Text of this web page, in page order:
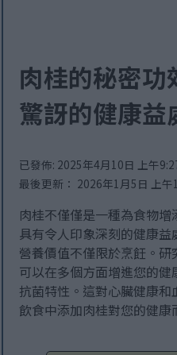
肉桂的秘密
驚訝的健康益
已發佈: 2025年4月10日 上午
最後更新： 2026年1月5日 上午
肉桂不僅僅是一種為食物
具有令人印象深刻的健康
營養價值不僅限於烹飪。
可以在多個方面增進您的
抗菌特性。這對心臟健康
飲食中添加肉桂對您的健康